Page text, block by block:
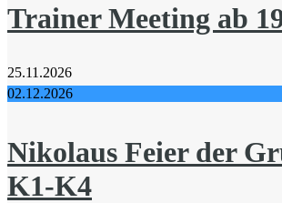
Trainer Meeting ab
25.11.2026
02.12.2026
Nikolaus Feier der
K1-K4